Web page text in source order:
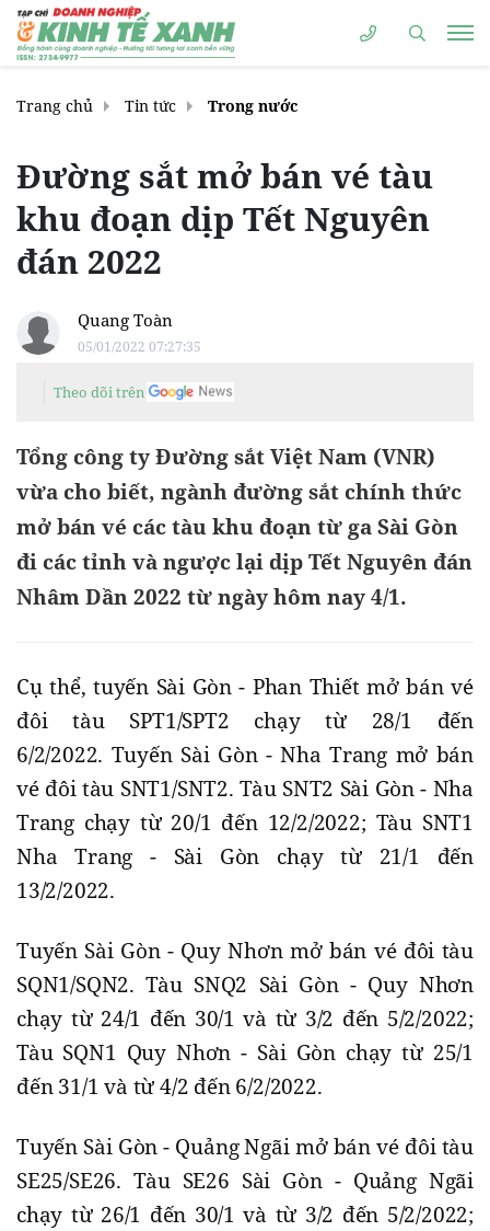
Trang chủ Tin tức Trong nước
Đường sắt mở bán vé tàu
khu đoạn dịp Tết Nguyên
đán 2022
Quang Toàn
05/01/2022 07:27:35
Theo dõi trên
Tổng công ty Đường sắt Việt Nam (VNR)
vừa cho biết, ngành đường sắt chính thức
mở bán vé các tàu khu đoạn từ ga Sài Gòn
đi các tỉnh và ngược lại dịp Tết Nguyên đán
Nhâm Dần 2022 từ ngày hôm nay 4/1.
Cụ thể, tuyến Sài Gòn - Phan Thiết mở bán vé
đôi tàu SPT1/SPT2 chạy từ 28/1 đến
6/2/2022. Tuyến Sài Gòn - Nha Trang mở bán
vé đôi tàu SNT1/SNT2. Tàu SNT2 Sài Gòn - Nha
Trang chạy từ 20/1 đến 12/2/2022; Tàu SNT1
Nha Trang - Sài Gòn chạy từ 21/1 đến
13/2/2022.
Tuyến Sài Gòn - Quy Nhơn mở bán vé đôi tàu
SQN1/SQN2. Tàu SNQ2 Sài Gòn - Quy Nhơn
chạy từ 24/1 đến 30/1 và từ 3/2 đến 5/2/2022;
Tàu SQN1 Quy Nhơn - Sài Gòn chạy từ 25/1
đến 31/1 và từ 4/2 đến 6/2/2022.
Tuyến Sài Gòn - Quảng Ngãi mở bán vé đôi tàu
SE25/SE26. Tàu SE26 Sài Gòn - Quảng Ngãi
chạy từ 26/1 đến 30/1 và từ 3/2 đến 5/2/2022;